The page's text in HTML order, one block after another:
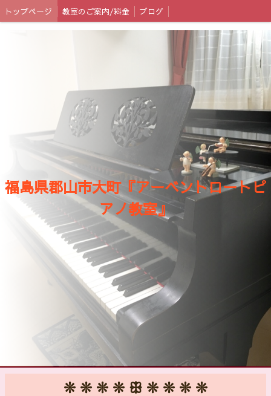
トップページ 教室のご案内/料金 ブログ
福島県郡山市大町『アーベントロートピ
アノ教室』
❊ ❊ ❊ ❊ ꕥ ❊ ❊ ❊ ❊